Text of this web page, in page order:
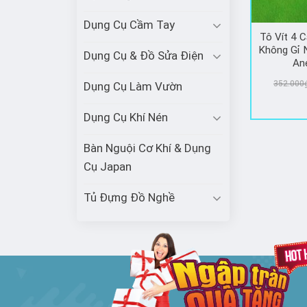
Dụng Cụ Cầm Tay
Dụng Cụ & Đồ Sửa Điện
Dụng Cụ Làm Vườn
Dụng Cụ Khí Nén
Bàn Nguội Cơ Khí & Dụng
Cụ Japan
Tủ Đựng Đồ Nghề
Tô Vít 4
Không Gỉ
352.000